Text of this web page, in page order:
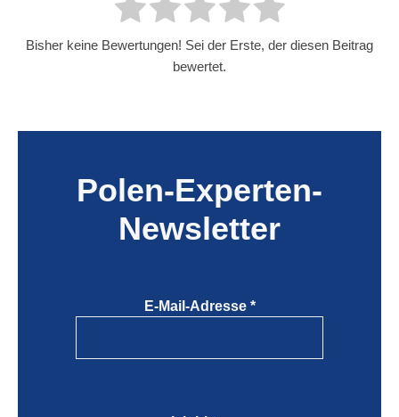
Bisher keine Bewertungen! Sei der Erste, der diesen Beitrag
bewertet.
Polen-Experten-
Newsletter
E-Mail-Adresse *